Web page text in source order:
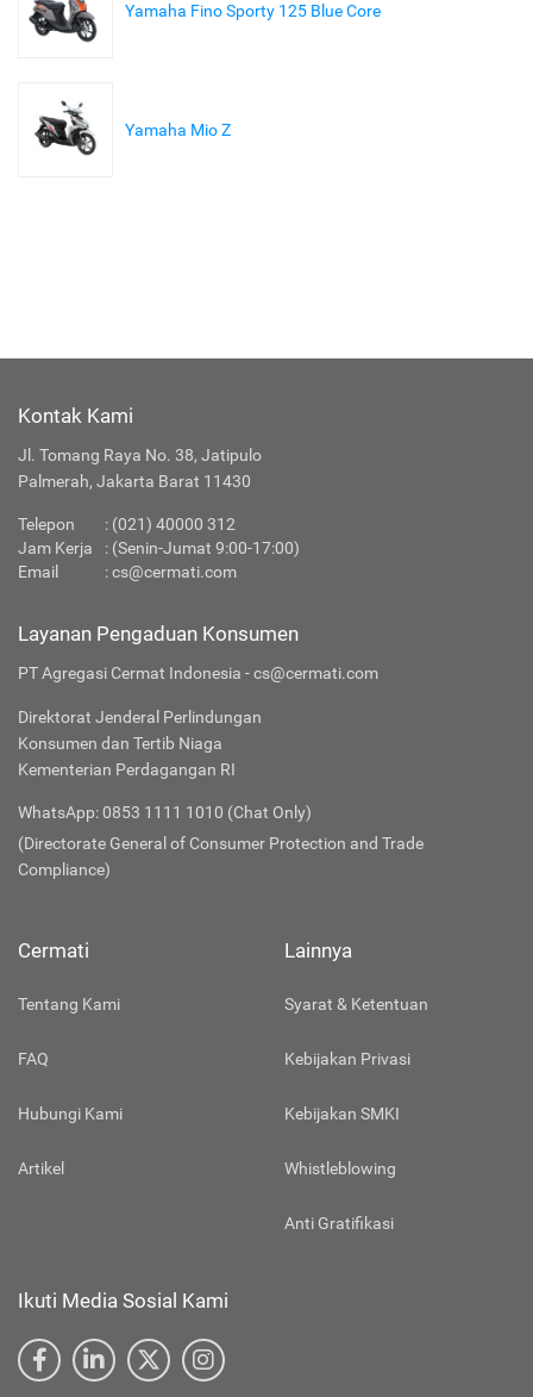
Yamaha Fino Sporty 125 Blue Core
Yamaha Mio Z
Kontak Kami
Jl. Tomang Raya No. 38, Jatipulo
Palmerah, Jakarta Barat 11430
Telepon : (021) 40000 312
Jam Kerja
: (Senin-Jumat 9:00-17:00)
Email
:cs@cermati.com
Layanan Pengaduan Konsumen
PT Agregasi Cermat Indonesia - cs@cermati.com
Direktorat Jenderal Perlindungan
Konsumen dan Tertib Niaga
Kementerian Perdagangan RI
WhatsApp: 0853 1111 1010 (Chat Only)
(Directorate General of Consumer Protection and Trade
Compliance)
Cermati
Tentang Kami
FAQ
Hubungi Kami
Artikel
Lainnya
Syarat & Ketentuan
Kebijakan Privasi
Kebijakan SMKI
Whistleblowing
Anti Gratifikasi
Ikuti Media Sosial Kami